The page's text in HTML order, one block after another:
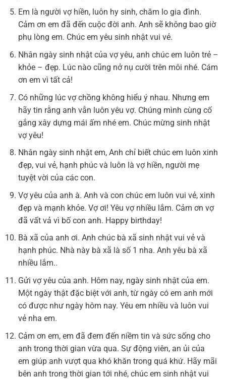
Em là người vợ hiền, luôn hy sinh, chăm lo gia đình.
Cảm ơn em đã đến cuộc đời anh. Anh sẽ không bao giờ
phụ lòng em. Chúc em yêu sinh nhật vui vẻ.
Nhân ngày sinh nhật của vợ yêu, anh chúc em luôn trẻ –
khỏe – đẹp. Lúc nào cũng nở nụ cười trên môi nhé. Cám
ơn em vì tất cả!
Có những lúc vợ chồng không hiểu ý nhau. Nhưng em
hãy tin rằng anh vẫn luôn yêu vợ. Chúng mình cùng cố
gắng xây dựng mái ấm nhé em. Chúc mừng sinh nhật
vợ yêu!
Nhân ngày sinh nhật em, Anh chỉ biết chúc em luôn xinh
đẹp, vui vẻ, hạnh phúc và luôn là vợ hiền, người mẹ
tuyệt vời của các con.
Vợ yêu của anh à. Anh và con chúc em luôn vui vẻ, xinh
đẹp và mạnh khỏe. Vợ ơi! Yêu vợ nhiều lắm. Cảm ơn vợ
đã vất vả vì bố con anh. Happy birthday!
Bà xã của anh ơi. Anh chúc bà xã sinh nhật vui vẻ và
hạnh phúc. Nhà này bà xã là số 1 nha. Anh yêu bà xã
nhiều lắm..
Gửi vợ yêu của anh. Hôm nay, ngày sinh nhật của em.
Một ngày thật đặc biệt với anh, từ ngày có em anh mới
có được như ngày hôm nay. Yêu em nhiều và luôn vui
vẻ nha em.
Cảm ơn em, em đã đem đến niềm tin và sức sống cho
anh trong thời gian vừa qua. Sự động viên, an ủi của
em giúp anh vượt qua khó khăn trong quá khứ. Hãy mãi
bên anh trong thời gian tới nhé, chúc em sinh nhật vui